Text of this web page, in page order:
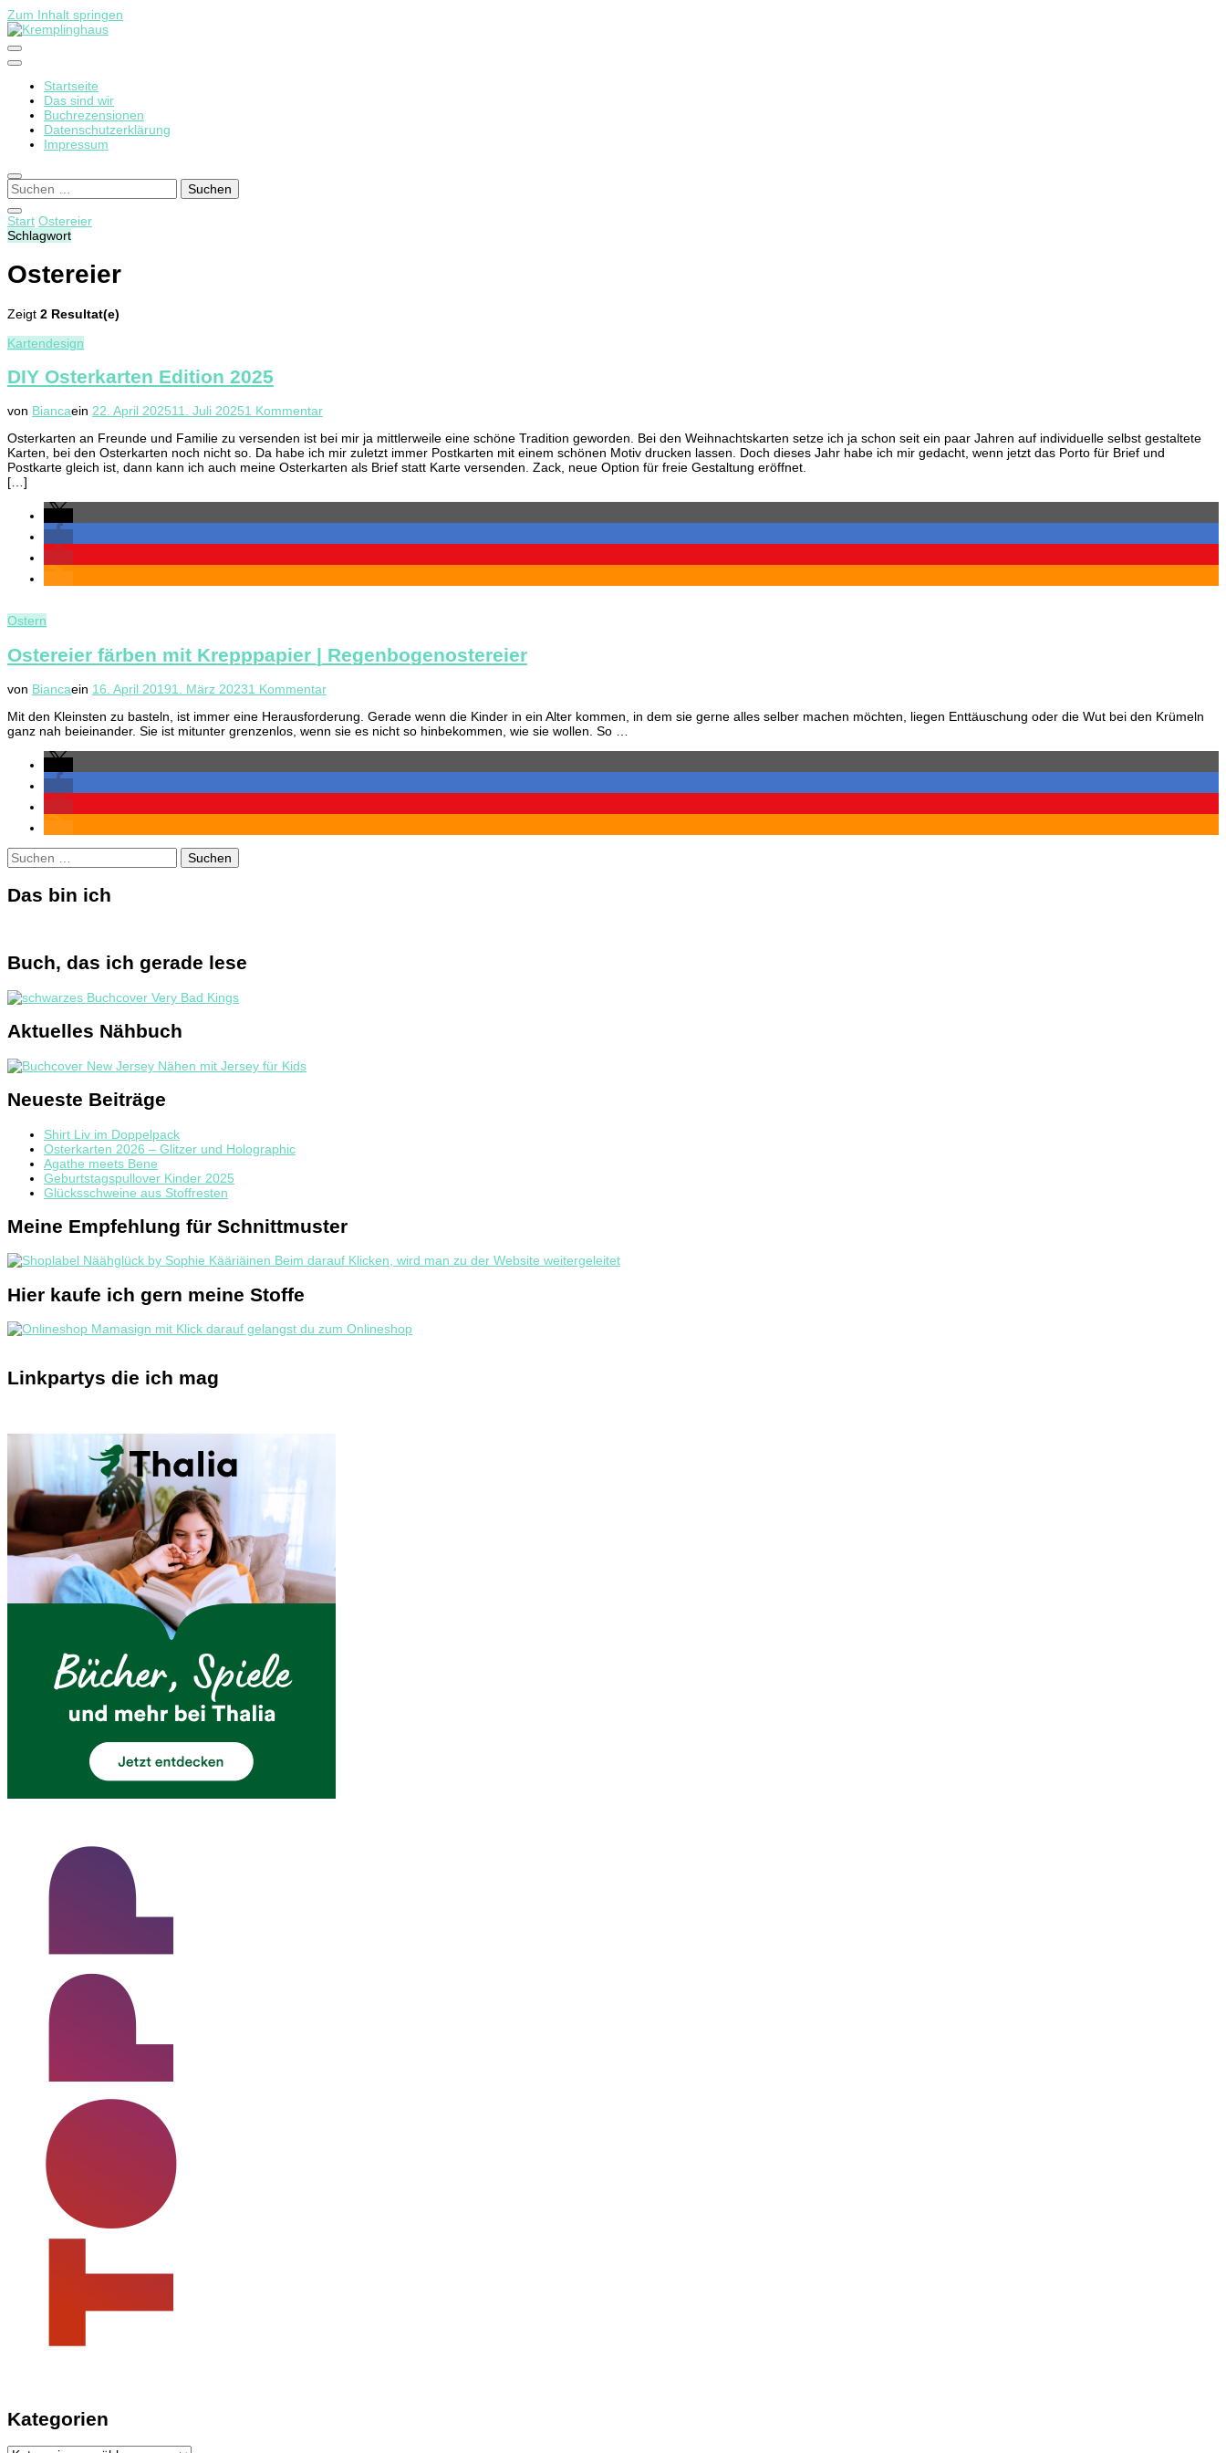
Zum Inhalt springen
Kremplinghaus
Startseite
Das sind wir
Buchrezensionen
Datenschutzerklärung
Impressum
Suchen
nach:
Start Ostereier
Schlagwort
Ostereier
Zeigt 2 Resultat(e)
Kartendesign
DIY Osterkarten Edition 2025
von Biancaein 22. April 202511. Juli 20251 Kommentarzu
Osterkarten
Edition
2025
Osterkarten an Freunde und Familie zu versenden ist bei mir ja mittlerweile eine schöne Tradition geworden. Bei den Weihnachtskarten setze ich ja schon seit ein paar Jahren auf individuelle selbst gestaltete
Karten, bei den Osterkarten noch nicht so. Da habe ich mir zuletzt immer Postkarten mit einem schönen Motiv drucken lassen. Doch dieses Jahr habe ich mir gedacht, wenn jetzt das Porto für Brief und
Postkarte gleich ist, dann kann ich auch meine Osterkarten als Brief statt Karte versenden. Zack, neue Option für freie Gestaltung eröffnet.
[…]
Ostern
Ostereier färben mit Krepppapier | Regenbogenostereier
von Biancaein 16. April 20191. März 20231 Kommentarzu
färben
mit
Regenbogenostereier
Mit den Kleinsten zu basteln, ist immer eine Herausforderung. Gerade wenn die Kinder in ein Alter kommen, in dem sie gerne alles selber machen möchten, liegen Enttäuschung oder die Wut bei den Krümeln
ganz nah beieinander. Sie ist mitunter grenzenlos, wenn sie es nicht so hinbekommen, wie sie wollen. So …
Suchen
nach:
Das bin ich
Buch, das ich gerade lese
Aktuelles Nähbuch
Neueste Beiträge
Shirt Liv im Doppelpack
Osterkarten 2026 – Glitzer und Holographic
Agathe meets Bene
Geburtstagspullover Kinder 2025
Glücksschweine aus Stoffresten
Meine Empfehlung für Schnittmuster
Hier kaufe ich gern meine Stoffe
Linkpartys die ich mag
Kategorien